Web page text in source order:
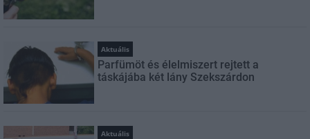
Aktuális
Parfümöt és élelmiszert rejtett a
táskájába két lány Szekszárdon
Aktuális